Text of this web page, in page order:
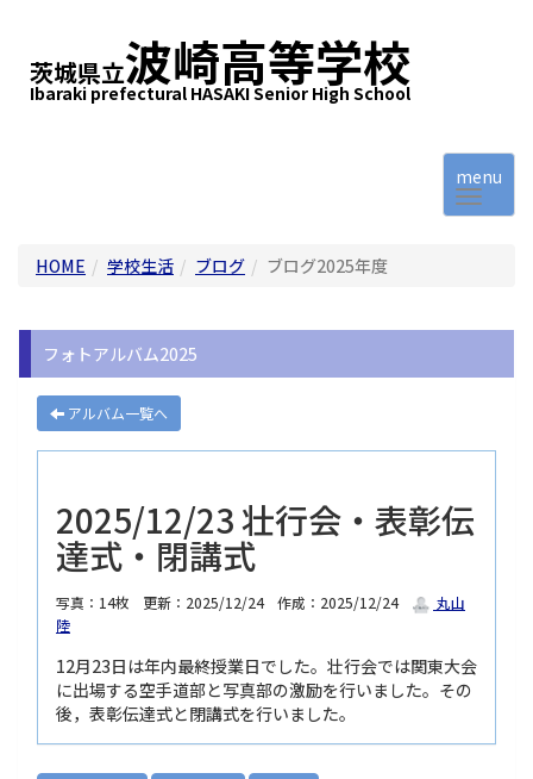
茨城県立波崎高等学校
Ibaraki prefectural HASAKI Senior High School
menu
HOME 学校生活 ブログ ブログ2025年度
フォトアルバム2025
アルバム一覧へ
2025/12/23 壮行会・表彰伝
達式・閉講式
写真：14枚 更新：2025/12/24 作成：2025/12/24
丸山
陸
12月23日は年内最終授業日でした。壮行会では関東大会
に出場する空手道部と写真部の激励を行いました。その
後，表彰伝達式と閉講式を行いました。